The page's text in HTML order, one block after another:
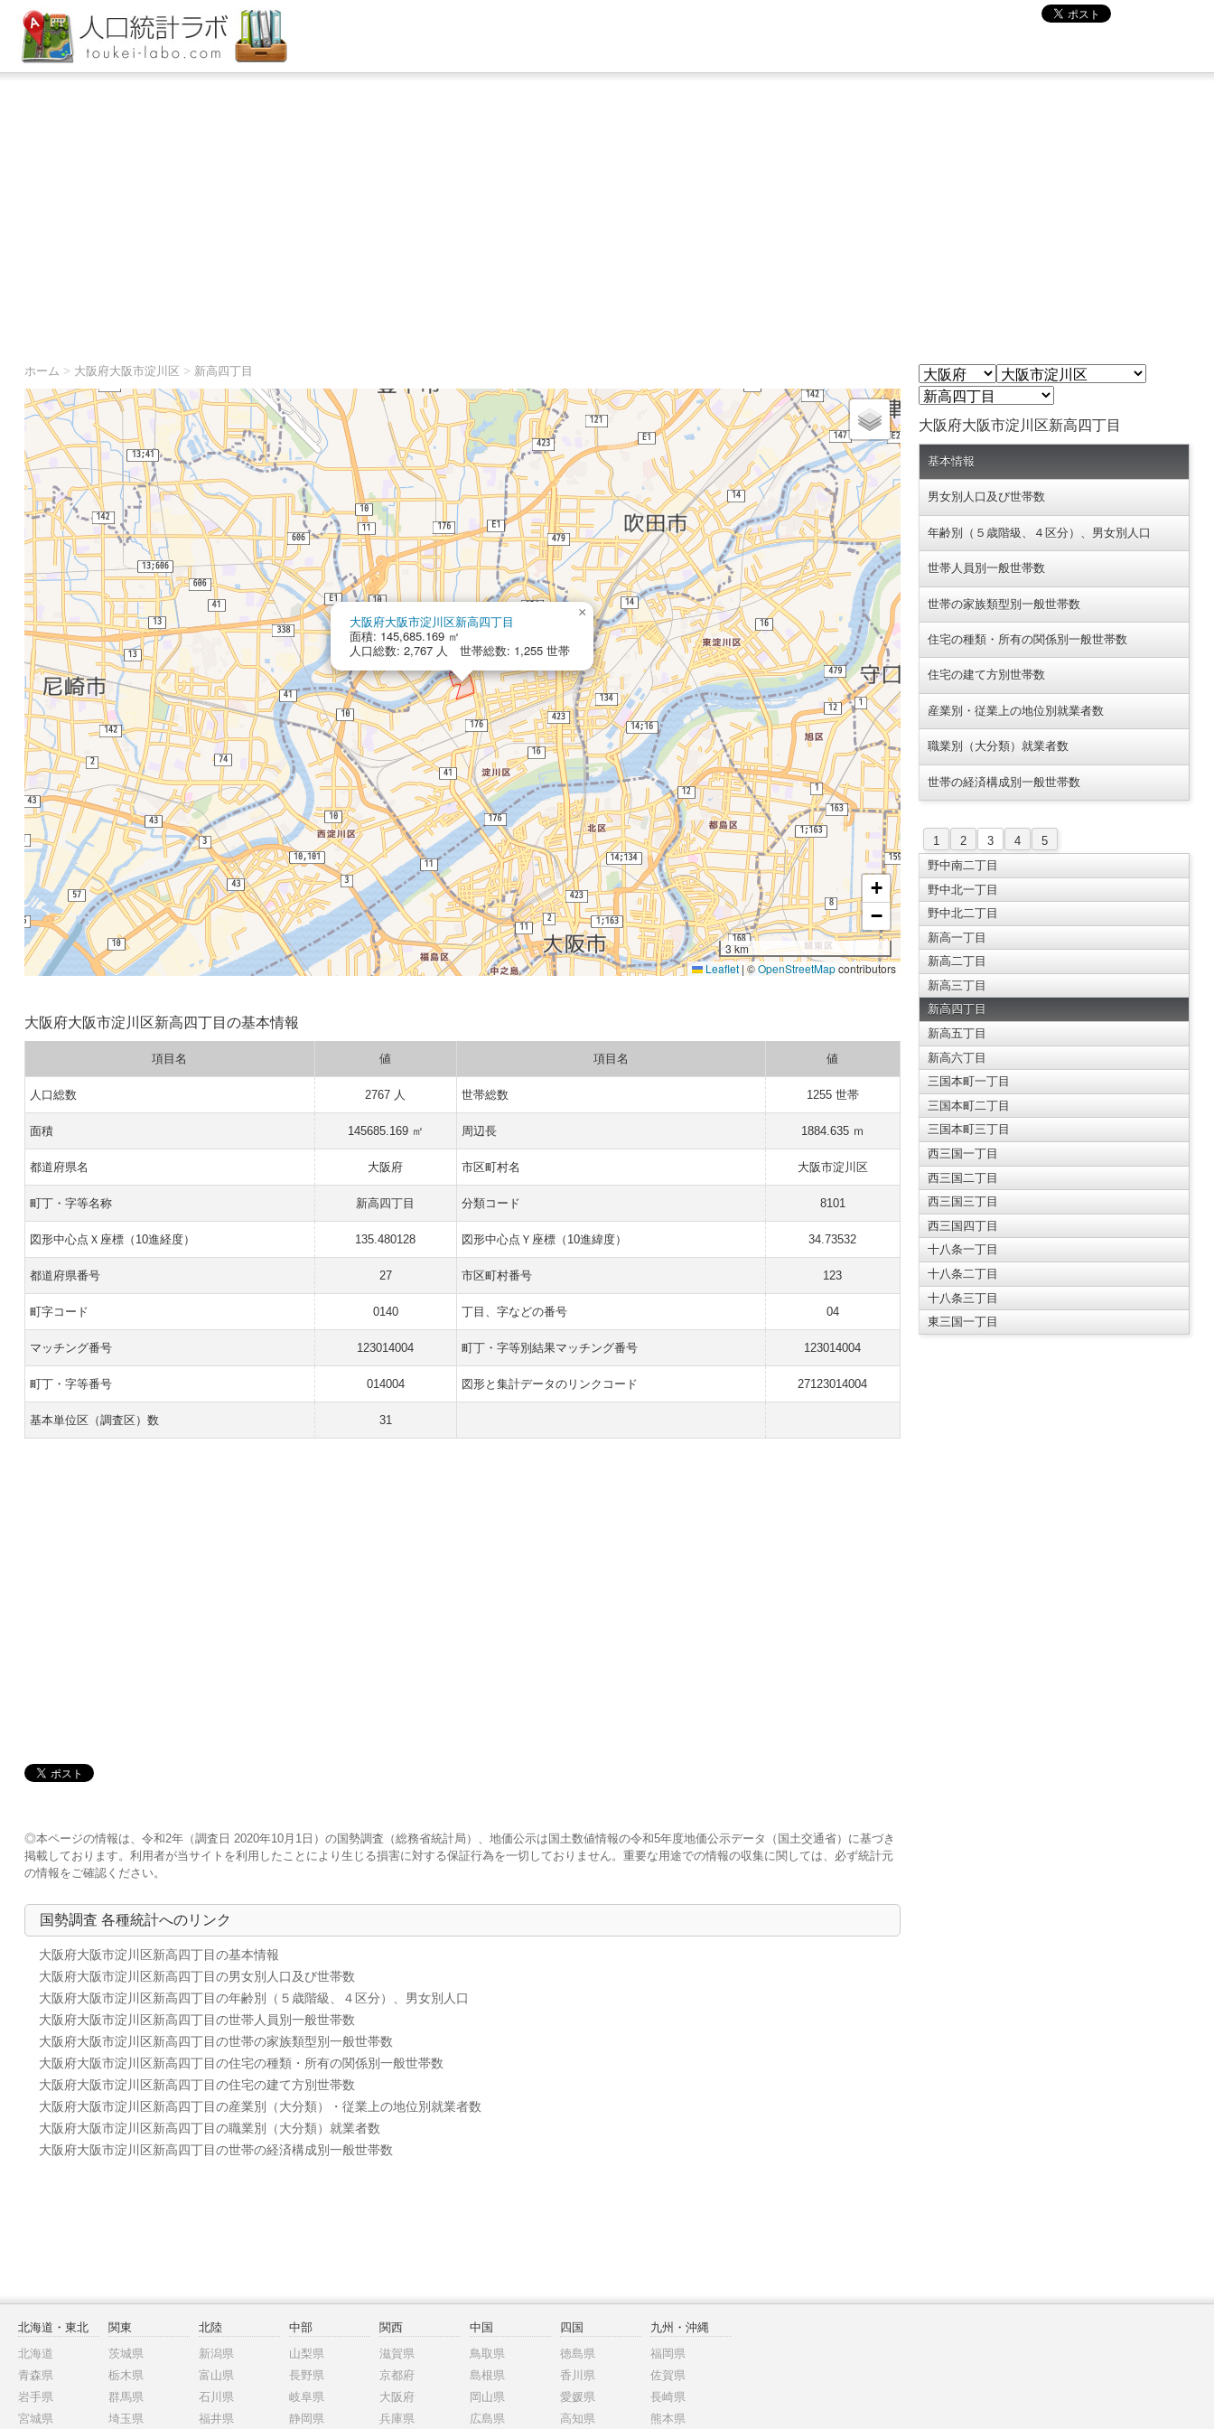
ホーム > 大阪府大阪市淀川区 > 新高四丁目
大阪府大阪市淀川区新高四丁目
面積: 145,685.169 ㎡
人口総数: 2,767 人 世帯総数: 1,255 世帯
×
+
−
3 km
Leaflet | ©OpenStreetMapcontributors
大阪府大阪市淀川区新高四丁目の基本情報
項目名 値 項目名 値
人口総数 2767 人 世帯総数 1255 世帯
面積 145685.169 ㎡ 周辺長 1884.635 ｍ
都道府県名 大阪府 市区町村名 大阪市淀川区
町丁・字等名称 新高四丁目 分類コード 8101
図形中心点Ｘ座標（10進経度） 135.480128 図形中心点Ｙ座標（10進緯度） 34.73532
都道府県番号 27 市区町村番号 123
町字コード 0140 丁目、字などの番号 04
マッチング番号 123014004 町丁・字等別結果マッチング番号 123014004
町丁・字等番号 014004 図形と集計データのリンクコード 27123014004
基本単位区（調査区）数 31
◎本ページの情報は、令和2年（調査日 2020年10月1日）の国勢調査（総務省統計局）、地価公示は国土数値情報の令和5年度地価公示データ（国土交通省）に基づき
掲載しております。利用者が当サイトを利用したことにより生じる損害に対する保証行為を一切しておりません。重要な用途での情報の収集に関しては、必ず統計元
の情報をご確認ください。
国勢調査 各種統計へのリンク
大阪府大阪市淀川区新高四丁目の基本情報
大阪府大阪市淀川区新高四丁目の男女別人口及び世帯数
大阪府大阪市淀川区新高四丁目の年齢別（５歳階級、４区分）、男女別人口
大阪府大阪市淀川区新高四丁目の世帯人員別一般世帯数
大阪府大阪市淀川区新高四丁目の世帯の家族類型別一般世帯数
大阪府大阪市淀川区新高四丁目の住宅の種類・所有の関係別一般世帯数
大阪府大阪市淀川区新高四丁目の住宅の建て方別世帯数
大阪府大阪市淀川区新高四丁目の産業別（大分類）・従業上の地位別就業者数
大阪府大阪市淀川区新高四丁目の職業別（大分類）就業者数
大阪府大阪市淀川区新高四丁目の世帯の経済構成別一般世帯数
大阪府大阪市淀川区新高四丁目
基本情報
男女別人口及び世帯数
年齢別（５歳階級、４区分）、男女別人口
世帯人員別一般世帯数
世帯の家族類型別一般世帯数
住宅の種類・所有の関係別一般世帯数
住宅の建て方別世帯数
産業別・従業上の地位別就業者数
職業別（大分類）就業者数
世帯の経済構成別一般世帯数
1 2 3 4
5
野中南二丁目
野中北一丁目
野中北二丁目
新高一丁目
新高二丁目
新高三丁目
新高四丁目
新高五丁目
新高六丁目
三国本町一丁目
三国本町二丁目
三国本町三丁目
西三国一丁目
西三国二丁目
西三国三丁目
西三国四丁目
十八条一丁目
十八条二丁目
十八条三丁目
東三国一丁目
北海道・東北
北海道
青森県
岩手県
宮城県
関東
茨城県
栃木県
群馬県
埼玉県
北陸
新潟県
富山県
石川県
福井県
中部
山梨県
長野県
岐阜県
静岡県
関西
滋賀県
京都府
大阪府
兵庫県
中国
鳥取県
島根県
岡山県
広島県
四国
徳島県
香川県
愛媛県
高知県
九州・沖縄
福岡県
佐賀県
長崎県
熊本県